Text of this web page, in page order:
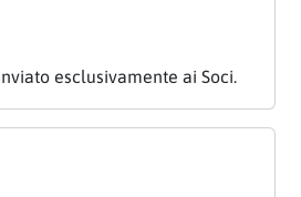
esclusivamente ai Soci.